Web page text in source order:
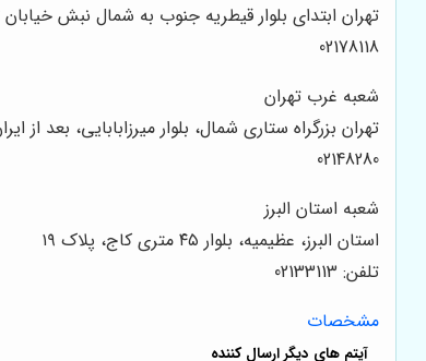
تهران ابتدای بلوار قیطریه جنوب به شمال نبش خیابان
02178118
شعبه غرب تهران
تهران بزرگراه ستاری شمال، بلوار میرزابابایی، بعد از
02148280
شعبه استان البرز
استان البرز، عظیمیه، بلوار ۴۵ متری کاج، پلاک ۱۹
تلفن: 02133113
مشخصات